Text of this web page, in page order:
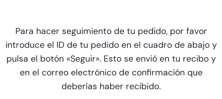
Para hacer seguimiento de tu pedido, por favor
introduce el ID de tu pedido en el cuadro de abajo y
pulsa el botón «Seguir». Esto se envió en tu recibo y
en el correo electrónico de confirmación que
deberías haber recibido.